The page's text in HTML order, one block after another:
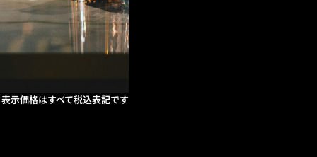
示価格はすべて税込表記です